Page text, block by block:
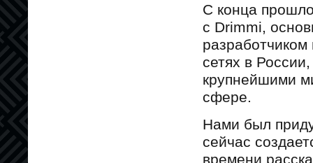
С конца
с Drimmi,
сетях в
крупнейшими
сфере.
Нами был
сейчас
времени